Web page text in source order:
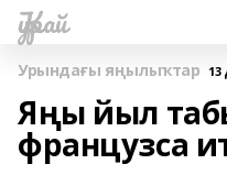
Ҡурай
Урындағы яңылыҡтар 13
Яңы йыл
французса